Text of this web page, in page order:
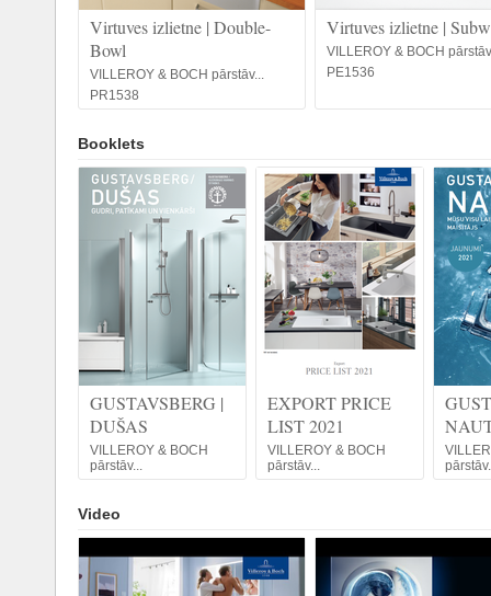
Virtuves izlietne | Double-
Bowl
VILLEROY & BOCH pārstāv...
PR1538
Virtuves izlietne |
VILLEROY & BOCH
PE1536
Booklets
GUSTAVSBERG |
DUŠAS
VILLEROY & BOCH
pārstāv...
EXPORT PRICE
LIST 2021
VILLEROY & BOCH
pārstāv...
Video